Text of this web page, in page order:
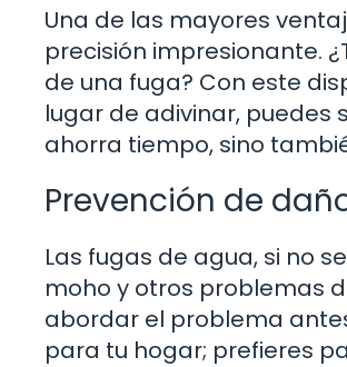
Una de las mayores
precisión impresionante.
de una fuga? Con este
lugar de adivinar, puedes
ahorra tiempo, sino
Prevención de
Las fugas de agua, si no
moho y otros problemas
abordar el problema
para tu hogar; prefieres